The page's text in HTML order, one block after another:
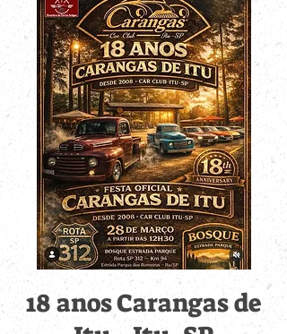
18 anos Carangas de